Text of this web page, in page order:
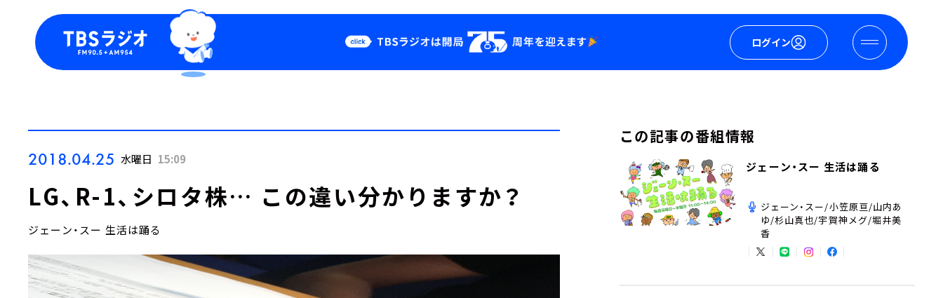
ログイン
Podcast
YouTube
2018.04.25 水曜日 15:09
LG、R-1、シロタ株… この違い分かりますか？
ジェーン・スー 生活は踊る
この記事の番組情報
ジェーン・スー 生活は踊る
ジェーン・スー/小笠原亘/山内あ
ゆ/杉山真也/宇賀神メグ/堀井美
香